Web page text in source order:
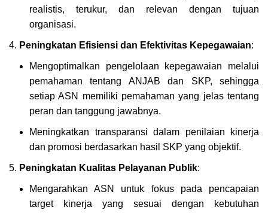
realistis, terukur, dan relevan dengan tujuan
organisasi.
Peningkatan Efisiensi dan Efektivitas Kepegawaian:
Mengoptimalkan pengelolaan kepegawaian melalui
pemahaman tentang ANJAB dan SKP, sehingga
setiap ASN memiliki pemahaman yang jelas tentang
peran dan tanggung jawabnya.
Meningkatkan transparansi dalam penilaian kinerja
dan promosi berdasarkan hasil SKP yang objektif.
Peningkatan Kualitas Pelayanan Publik:
Mengarahkan ASN untuk fokus pada pencapaian
target kinerja yang sesuai dengan kebutuhan